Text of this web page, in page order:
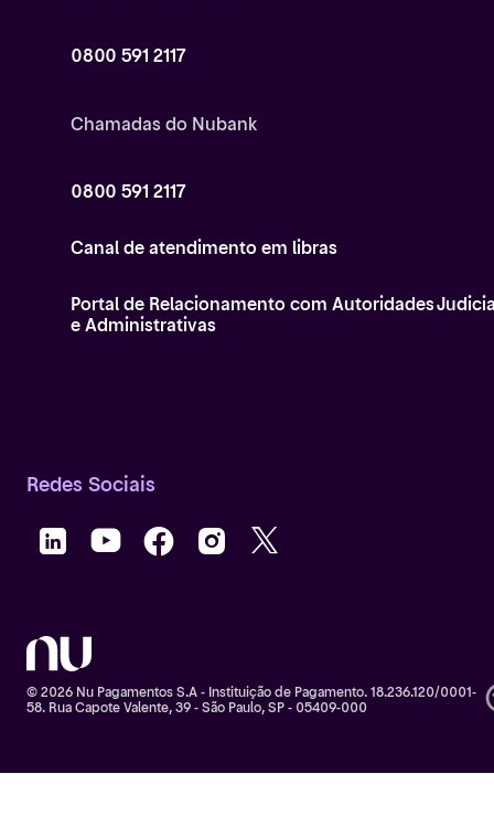
0800 591 2117
Chamadas do Nubank
0800 591 2117
Canal de atendimento em libras
Portal de Relacionamento com Autoridades
e Administrativas
Redes Sociais
© 2026 Nu Pagamentos S.A - Instituição de Pagamento. 18.236.120/0001-
58. Rua Capote Valente, 39 - São Paulo, SP - 05409-000